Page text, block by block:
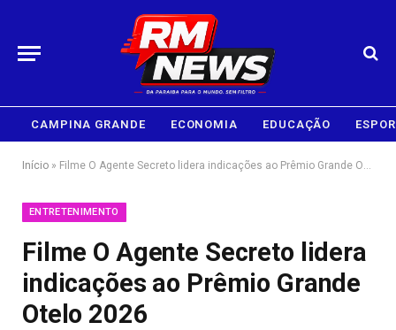
CAMPINA GRANDE ECONOMIA EDUCAÇÃO
Início » Filme O Agente Secreto lidera indicações ao Prêmio Grande Otelo 2026
ENTRETENIMENTO
Filme O Agente Secreto lidera
indicações ao Prêmio Grande
Otelo 2026